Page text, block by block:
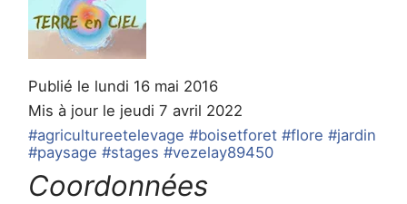
Publié le lundi 16 mai 2016
Mis à jour le jeudi 7 avril 2022
#agricultureetelevage #boisetforet #flore #jardin
#paysage #stages #vezelay89450
Coordonnées